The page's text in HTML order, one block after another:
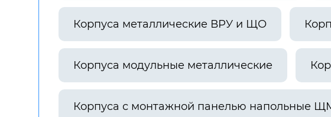
Корпуса металлические ВРУ и ЩО
Корпуса модульные металлические
Корпуса с монтажной панелью напольные